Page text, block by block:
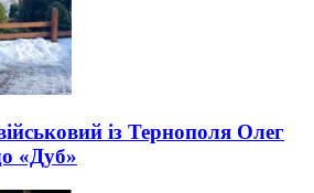
із Тернополя Олег
«Дуб»